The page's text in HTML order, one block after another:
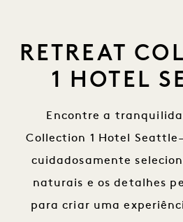
RETREAT
1 HOTEL
Encontre a
Collection 1 Hotel
cuidadosamente
naturais e os detalhes
para criar uma